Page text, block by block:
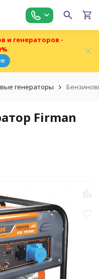
и генераторов -
генераторы
Firman